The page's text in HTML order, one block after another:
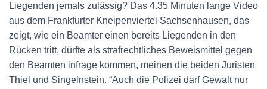
Liegenden jemals zulässig? Das 4.35 Minuten lange Video
aus dem Frankfurter Kneipenviertel Sachsenhausen, das
zeigt, wie ein Beamter einen bereits Liegenden in den
Rücken tritt, dürfte als strafrechtliches Beweismittel gegen
den Beamten infrage kommen, meinen die beiden Juristen
Thiel und Singelnstein. “Auch die Polizei darf Gewalt nur